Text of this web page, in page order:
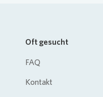
Oft gesucht
FAQ
Kontakt